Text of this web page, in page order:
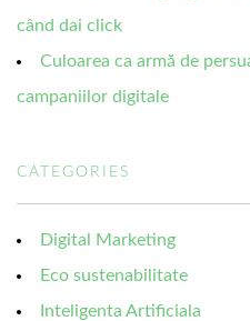
când dai click
Culoarea ca armă de
campaniilor digitale
CATEGORIES
Digital Marketing
Eco sustenabilitate
Inteligenta Artificiala